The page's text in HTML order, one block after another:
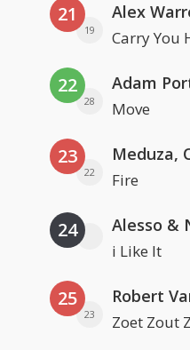
21
19
Alex
Carry You
22
28
Adam
Move
23
22
Meduza,
Fire
24 Alesso &
i Like It
25
23
Robert
Zoet Zout